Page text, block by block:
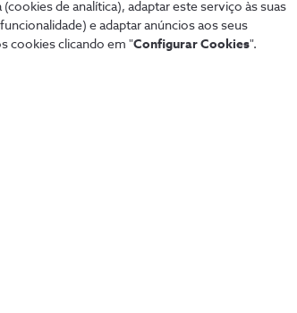
de analítica), adaptar este serviço às suas
e adaptar anúncios aos seus
cookies clicando em "Configurar Cookies".